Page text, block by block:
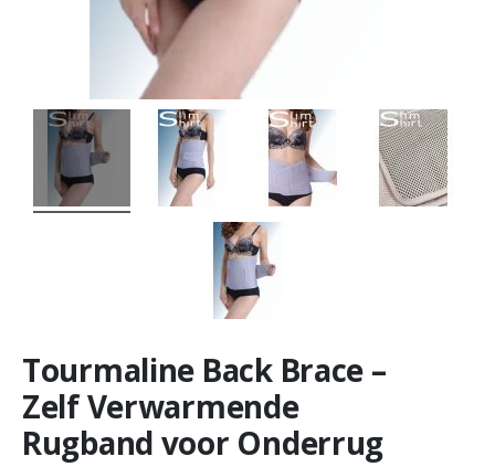
Tourmaline Back Brace –
Zelf Verwarmende
Rugband voor Onderrug